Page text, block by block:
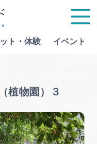
ト・体験 イベント
植物園）３